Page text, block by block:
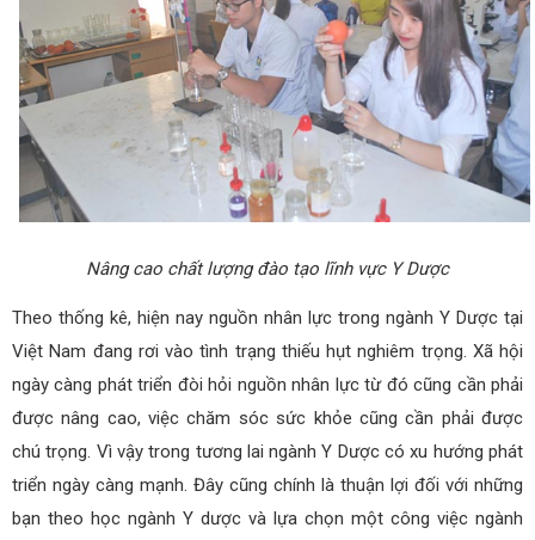
Nâng cao chất lượng đào tạo lĩnh vực Y Dược
Theo thống kê, hiện nay nguồn nhân lực trong ngành Y Dược tại
Việt Nam đang rơi vào tình trạng thiếu hụt nghiêm trọng. Xã hội
ngày càng phát triển đòi hỏi nguồn nhân lực từ đó cũng cần phải
được nâng cao, việc chăm sóc sức khỏe cũng cần phải được
chú trọng. Vì vậy trong tương lai ngành Y Dược có xu hướng phát
triển ngày càng mạnh. Đây cũng chính là thuận lợi đối với những
bạn theo học ngành Y dược và lựa chọn một công việc ngành